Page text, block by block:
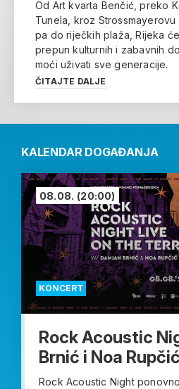
Od Art kvarta Benčić, preko
Tunela, kroz Strossmayerovu
pa do riječkih plaža, Rijeka
prepun kulturnih i zabavnih
moći uživati sve generacije.
ČITAJTE DALJE
KALENDAR DOGAĐANJA
KONCERT
08.08. (20:00)
Rock Acoustic
Brnić i Noa Rupčić
Rock Acoustic Night